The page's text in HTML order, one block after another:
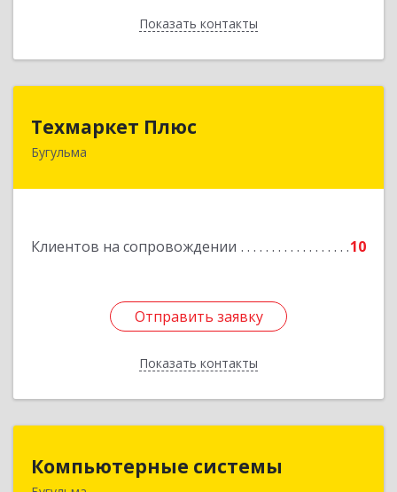
Показать контакты
Назад
Техмаркет Плюс
Бугульма
Клиентов на сопровождении 10
Отправить заявку
Показать контакты
423231, РТ, Бугульма, ул.Белинского, д.13
Отправить заявку
Назад
Компьютерные системы